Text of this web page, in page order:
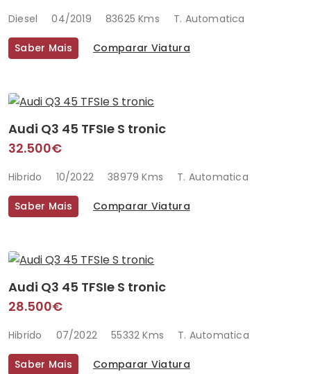
Diesel 04/2019 83625 Kms T. Automatica
Saber Mais Comparar Viatura
Audi Q3 45 TFSIe S tronic
32.500€
Hibrido 10/2022 38979 Kms T. Automatica
Saber Mais Comparar Viatura
Audi Q3 45 TFSIe S tronic
28.500€
Hibrido 07/2022 55332 Kms T. Automatica
Saber Mais Comparar Viatura